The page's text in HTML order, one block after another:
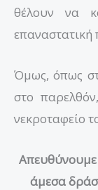
θέλουν να
επαναστατική
Όμως, όπως
στο
νεκροταφείο
άμεσα